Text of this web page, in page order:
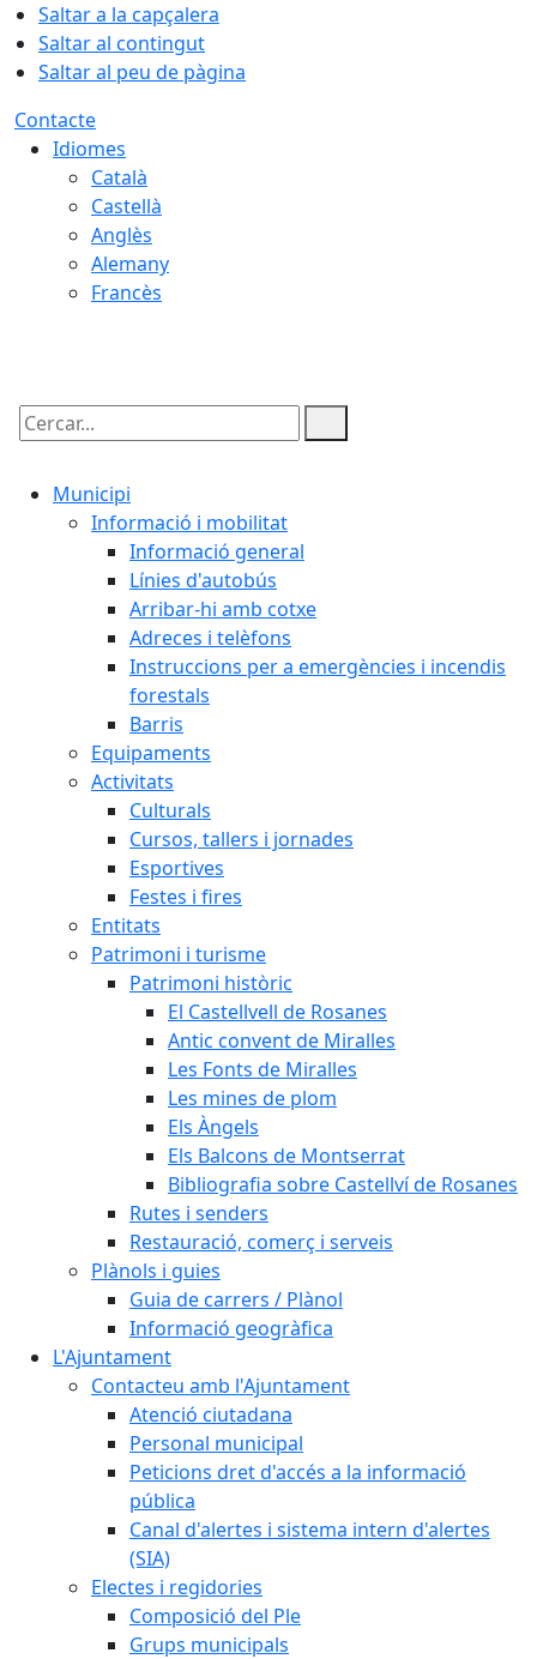
Saltar a la capçalera
Saltar al contingut
Saltar al peu de pàgina
Contacte
Idiomes
Català
Castellà
Anglès
Alemany
Francès
Cercar:
Municipi
Informació i mobilitat
Informació general
Línies d'autobús
Arribar-hi amb cotxe
Adreces i telèfons
Instruccions per a emergències i incendis
forestals
Barris
Equipaments
Activitats
Culturals
Cursos, tallers i jornades
Esportives
Festes i fires
Entitats
Patrimoni i turisme
Patrimoni històric
El Castellvell de Rosanes
Antic convent de Miralles
Les Fonts de Miralles
Les mines de plom
Els Àngels
Els Balcons de Montserrat
Bibliografia sobre Castellví de Rosanes
Rutes i senders
Restauració, comerç i serveis
Plànols i guies
Guia de carrers / Plànol
Informació geogràfica
L'Ajuntament
Contacteu amb l'Ajuntament
Atenció ciutadana
Personal municipal
Peticions dret d'accés a la informació
pública
Canal d'alertes i sistema intern d'alertes
(SIA)
Electes i regidories
Composició del Ple
Grups municipals